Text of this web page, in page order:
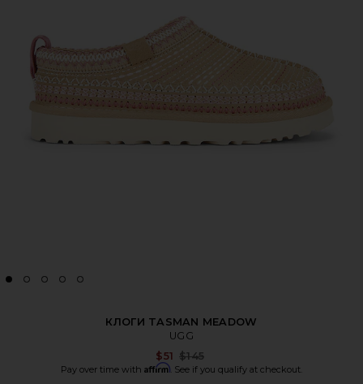
КЛОГИ TASMAN MEADOW
UGG
$51 Previous price:
$145
Pay over time with Affirm . See if you qualify at checkout.